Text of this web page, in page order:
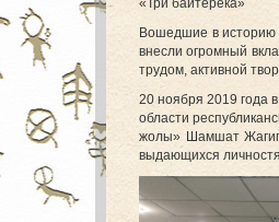
Вошедшие в историю
внесли огромный
трудом, активной
20 ноября 2019 года
области
жолы» Шамшат
выдающихся